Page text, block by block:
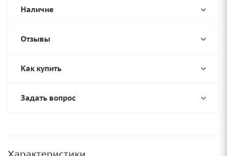
Наличие
Отзывы
Как купить
Задать вопрос